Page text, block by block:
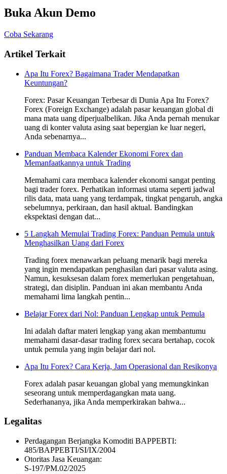
Buka Akun Demo
Coba Sekarang
Artikel Terkait
Apa Itu Forex? Bagaimana Trader Mendapatkan
Keuntungan?
Forex: Pasar Keuangan Terbesar di Dunia Apa Itu Forex?
Forex (Foreign Exchange) adalah pasar keuangan global di
mana mata uang diperjualbelikan. Jika Anda pernah menukar
uang di konter valuta asing saat bepergian ke luar negeri,
Anda sebenarnya...
Panduan Membaca Kalender Ekonomi Forex dan
Memanfaatkannya untuk Trading
Memahami cara membaca kalender ekonomi sangat penting
bagi trader forex. Perhatikan informasi utama seperti jadwal
rilis data, mata uang yang terdampak, tingkat pengaruh, angka
sebelumnya, perkiraan, dan hasil aktual. Bandingkan
ekspektasi dengan dat...
5 Langkah Memulai Trading Forex: Panduan Pemula untuk
Menghasilkan Uang dari Forex
Trading forex menawarkan peluang menarik bagi mereka
yang ingin mendapatkan penghasilan dari pasar valuta asing.
Namun, kesuksesan dalam forex memerlukan pengetahuan,
strategi, dan disiplin. Panduan ini akan membantu Anda
memahami lima langkah pentin...
Belajar Forex dari Nol: Panduan Lengkap untuk Pemula
Ini adalah daftar materi lengkap yang akan membantumu
memahami dasar-dasar trading forex secara bertahap, cocok
untuk pemula yang ingin belajar dari nol.
Apa Itu Forex? Cara Kerja, Jam Operasional dan Resikonya
Forex adalah pasar keuangan global yang memungkinkan
seseorang untuk memperdagangkan mata uang.
Sederhananya, jika Anda memperkirakan bahwa...
Legalitas
Perdagangan Berjangka Komoditi BAPPEBTI:
485/BAPPEBTI/SI/IX/2004
Otoritas Jasa Keuangan:
S-197/PM.02/2025